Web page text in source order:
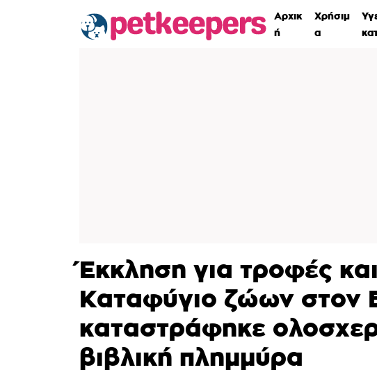
Αρχικ
ή
Χρήσιμ
α
Έκκληση για τροφές
Καταφύγιο ζώων στον
καταστράφηκε
βιβλική πλημμύρα